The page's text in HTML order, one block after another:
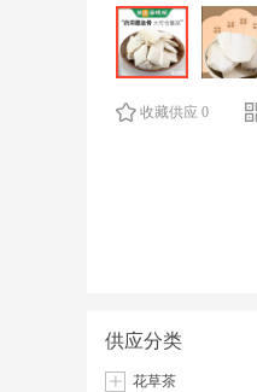
收藏供应 0
供应分类
花草茶